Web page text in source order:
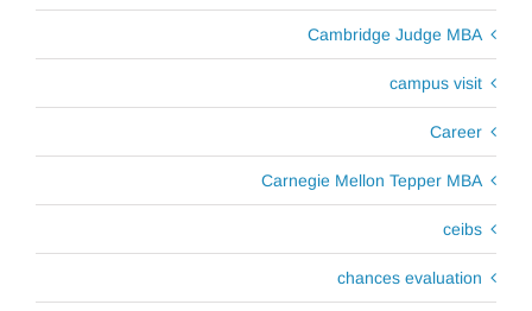
Cambridge Judge MBA
campus visit
Career
Carnegie Mellon Tepper MBA
ceibs
chances evaluation